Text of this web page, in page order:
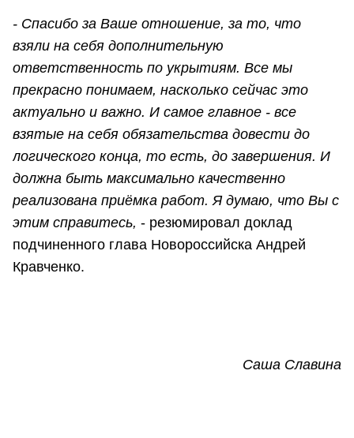
- Спасибо за Ваше отношение, за то, что
взяли на себя дополнительную
ответственность по укрытиям. Все мы
прекрасно понимаем, насколько сейчас это
актуально и важно. И самое главное - все
взятые на себя обязательства довести до
логического конца, то есть, до завершения. И
должна быть максимально качественно
реализована приёмка работ. Я думаю, что Вы с
этим справитесь, - резюмировал доклад
подчиненного глава Новороссийска Андрей
Кравченко.
Саша Славина